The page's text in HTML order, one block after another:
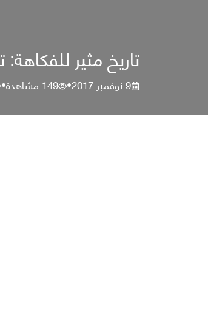
تاريخ مثير للفكاهة: تعرف على 5 من أكبر
9 نوفمبر 2017 •
149 مشاهدة•